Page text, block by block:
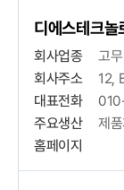
디에스테크놀
회사업종
고
회사주소
12,
대표전화
주요생산
제
홈페이지